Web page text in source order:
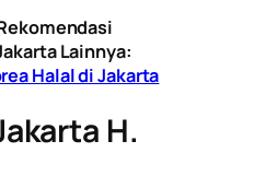
Lainnya:
Halal di Jakarta
H.